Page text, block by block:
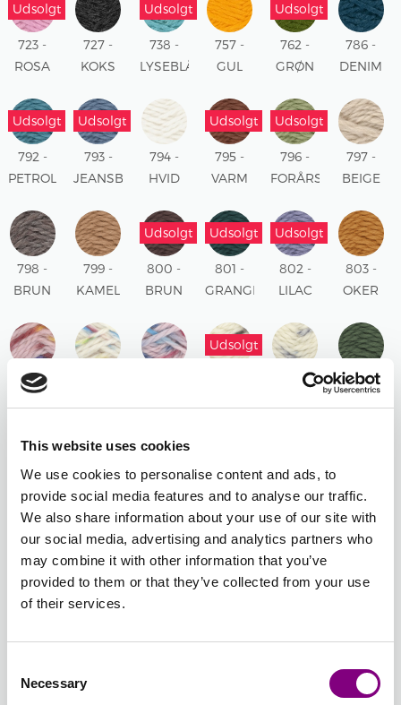
This website uses cookies
We use cookies to personalise content and ads, to
provide social media features and to analyse our traffic.
We also share information about your use of our site with
our social media, advertising and analytics partners who
may combine it with other information that you’ve
provided to them or that they’ve collected from your use
of their services.
Selection
Necessary
Udsolgt
723 -
ROSA
727 -
KOKS
Udsolgt
738 -
LYSEBLÅ
757 -
GUL
Udsolgt
762 -
GRØN
786 -
DENIM
Udsolgt
792 -
PETROL
Udsolgt
793 -
JEANSBLÅ
794 -
HVID
Udsolgt
795 -
VARM
Udsolgt
796 -
FORÅRSGRØN
797 -
BEIGE
798 -
BRUN
799 -
KAMEL
Udsolgt
800 -
BRUN
Udsolgt
801 -
GRANGRØN
Udsolgt
802 -
LILAC
803 -
OKER
804 -
Udsolgt
808 -
809 -
810 -
INDIGOBLÅ
811 -
KITT
TWEED
812 -
LYS
GUL
813 -
MØRK
BRUN
MELERET
814 -
LYS
DENIM
815 -
TURKIS
MELERET
816 -
MELERET
817 -
MELERET MELERET
Batchnummer:
+